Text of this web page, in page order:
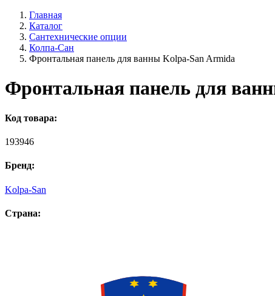
Главная
Каталог
Сантехнические опции
Колпа-Сан
Фронтальная панель для ванны Kolpa-San Armida
Фронтальная панель для
Код товара:
193946
Бренд:
Kolpa-San
Страна: